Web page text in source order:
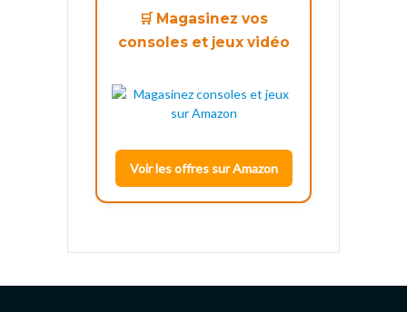
🛒 Magasinez vos
consoles et jeux vidéo
Voir les offres sur Amazon